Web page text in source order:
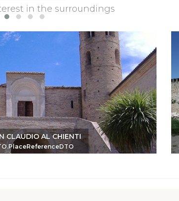
in the surroundings
CLAUDIO AL CHIENTI